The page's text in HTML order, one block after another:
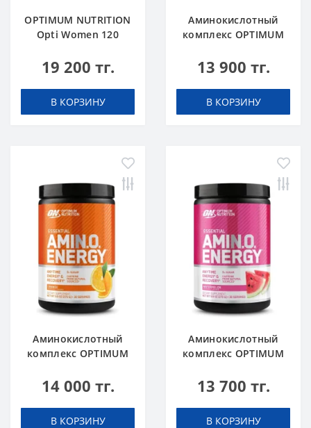
OPTIMUM NUTRITION
Opti Women 120
19 200 тг.
В КОРЗИНУ
Аминокислотный
комплекс OPTIMUM
Energy 270 g Blue
13 900 тг.
В КОРЗИНУ
Аминокислотный
комплекс OPTIMUM
Energy 270 g Orange
14 000 тг.
В КОРЗИНУ
Аминокислотный
комплекс OPTIMUM
Energy 270 g Арбуз
13 700 тг.
В КОРЗИНУ